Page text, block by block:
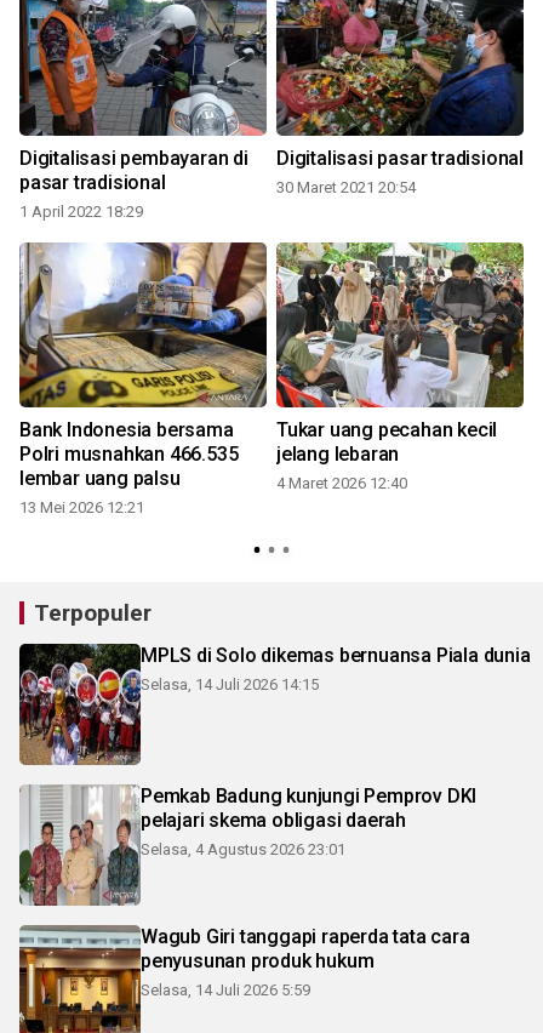
Digitalisasi pembayaran di
pasar tradisional
1 April 2022 18:29
Digitalisasi pasar tradisional
30 Maret 2021 20:54
Bank Indonesia bersama
Polri musnahkan 466.535
lembar uang palsu
13 Mei 2026 12:21
Tukar uang pecahan kecil
jelang lebaran
4 Maret 2026 12:40
Terpopuler
MPLS di Solo dikemas bernuansa Piala dunia
Selasa, 14 Juli 2026 14:15
Pemkab Badung kunjungi Pemprov DKI
pelajari skema obligasi daerah
Selasa, 4 Agustus 2026 23:01
Wagub Giri tanggapi raperda tata cara
penyusunan produk hukum
Selasa, 14 Juli 2026 5:59